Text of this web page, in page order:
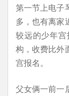
第一节上电子
多，也有离家
较远的少年
构，收费比外
宫报名。
父女俩一前一